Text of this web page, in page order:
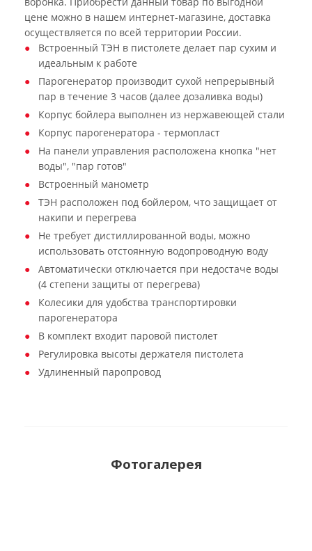
цене можно в нашем интернет-магазине, доставка
осуществляется по всей территории России.
Встроенный ТЭН в пистолете делает пар сухим и
идеальным к работе
Парогенератор производит сухой непрерывный
пар в течение 3 часов (далее дозаливка воды)
Корпус бойлера выполнен из нержавеющей стали
Корпус парогенератора - термопласт
На панели управления расположена кнопка "нет
воды", "пар готов"
Встроенный манометр
ТЭН расположен под бойлером, что защищает от
накипи и перегрева
Не требует дистиллированной воды, можно
использовать отстоянную водопроводную воду
Автоматически отключается при недостаче воды
(4 степени защиты от перегрева)
Колесики для удобства транспортировки
парогенератора
В комплект входит паровой пистолет
Регулировка высоты держателя пистолета
Удлиненный паропровод
Фотогалерея